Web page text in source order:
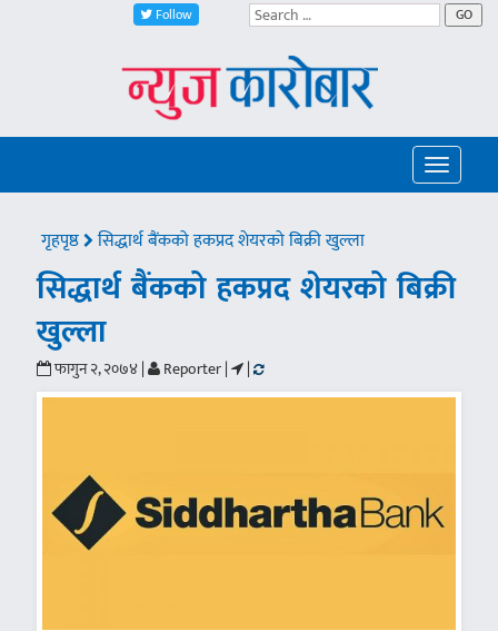
Follow GO
Toggle
गृहपृष्ठ सिद्धार्थ बैंकको हकप्रद शेयरको बिक्री खुल्ला
सिद्धार्थ बैंकको हकप्रद शेयरको बिक्री
खुल्ला
फागुन २, २०७४ | Reporter | |